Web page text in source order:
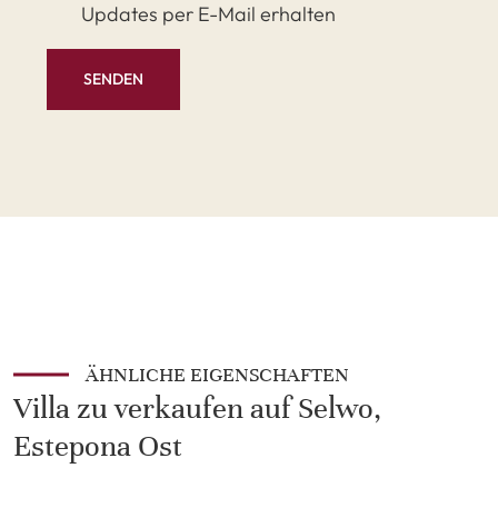
Updates per E-Mail erhalten
SENDEN
ÄHNLICHE EIGENSCHAFTEN
Villa zu verkaufen auf Selwo,
Estepona Ost